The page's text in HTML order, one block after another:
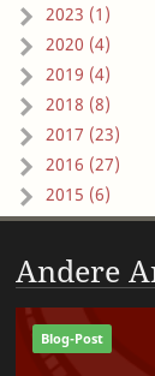
2023 (1)
2020 (4)
2019 (4)
2018 (8)
2017 (23)
2016 (27)
2015 (6)
Andere
Blog-Post